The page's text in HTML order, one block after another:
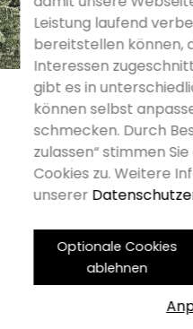
Leistung laufend
bereitstellen können,
Interessen
gibt es in
können selbst
schmecken. Durch
zulassen“ stimmen
Cookies zu. Weitere
unserer
Optionale Cookies
ablehnen
21. Mai 2021
Unser neuer
Wir feiern eine
Ortlieb Teil des
Kreativ. Vor allem im
-bearbeitung, aber